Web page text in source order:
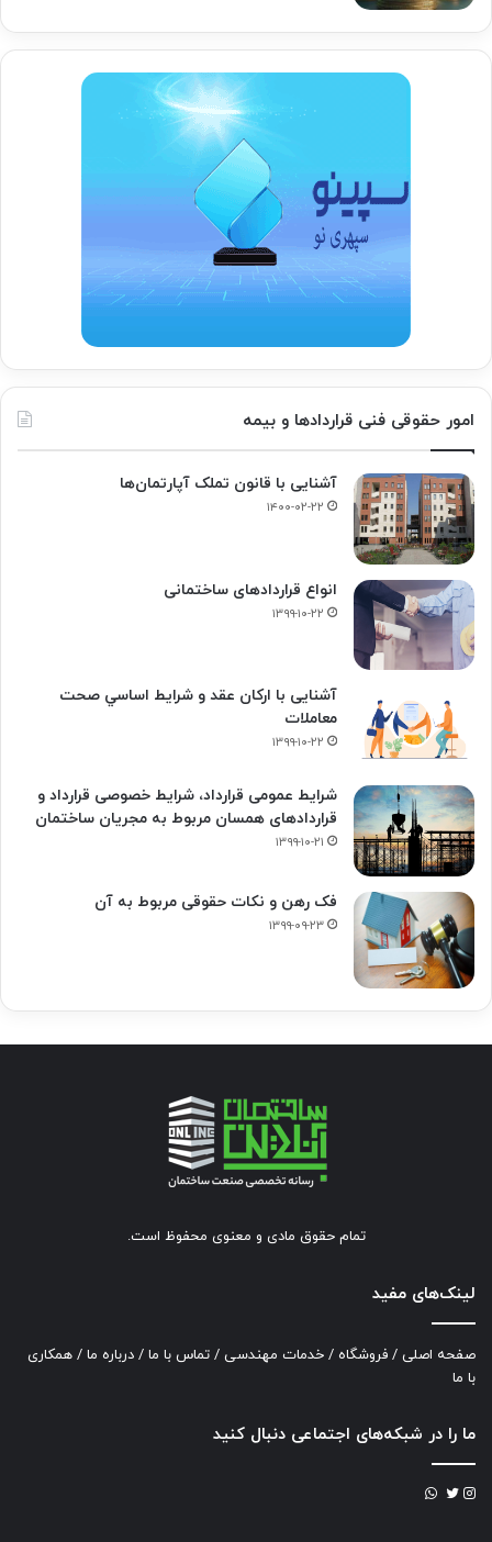
امور حقوقی فنی قراردادها و بیمه
آشنایی با قانون تملک آپارتمان‌ها
۱۴۰۰-۰۲-۲۲
انواع قراردادهای ساختمانی
۱۳۹۹-۱۰-۲۲
آشنایی با ارکان عقد و شرايط اساسي صحت
معاملات
۱۳۹۹-۱۰-۲۲
شرایط عمومی قرارداد، شرایط خصوصی قرارداد و
قراردادهای همسان مربوط به مجریان ساختمان
۱۳۹۹-۱۰-۲۱
فک‌ رهن و نکات حقوقی مربوط به آن
۱۳۹۹-۰۹-۲۳
تمام حقوق مادی و معنوی محفوظ است.
لینک‌های مفید
صفحه اصلی / فروشگاه / خدمات مهندسی / تماس با ما / درباره ما / همکاری
با ما
ما را در شبکه‌های اجتماعی دنبال کنید